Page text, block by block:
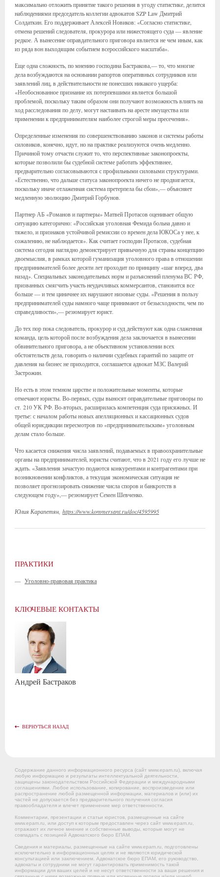
максимально отложить принятие такого решения в угоду статистике, делится
наблюдениями председатель коллегии адвокатов SZP Law Дмитрий
Солдаткин. Его поддерживает Алексей Новиков: «Согласно статистике,
отмена решений следователя, прокурора или нижестоящего суда — явление
редкое. А вынесение оправдательного приговора является не чем иным, как
из ряда вон выходящим событием всероссийского масштаба».
Еще одна сложность, по мнению господина Бастракова,— то, что многие
дела возбуждаются на основании рапортов оперативных сотрудников или
заявлений лиц, в действительности не понесших никакого ущерба:
«Необоснованное признание их потерпевшими является большой
проблемой, поскольку таким образом они получают возможность влиять на
ход расследования по делу, могут настаивать на аресте имущества или
применении к предпринимателям наиболее строгой меры пресечения».
Определенные изменения по совершенствованию законов и системы работы
силовиков, конечно, идут, но на практике реализуются очень медленно.
Причиной тому отчасти служит то, что перспективные законопроекты,
которые позволили бы судебной системе работать эффективнее,
предварительно согласовываются с профильными силовыми структурами.
«Естественно, что дальше статуса законопроекта ничего не продвигается,
поскольку иначе отлаженная система претерпела бы сбои»,— объясняет
медленную эволюцию Дмитрий Горбунов.
Партнер АБ «Романов и партнеры» Матвей Протасов оценивает общую
ситуацию категорично: «Российская уголовная Фемида больна давно и
тяжело, и признаков устойчивой ремиссии со времен дела ЮКОСа у нее, к
сожалению, не наблюдается». Как считает господин Протасов, судебная
система сегодня наглядно демонстрирует привычную для страны концепцию
двоемыслия, в рамках которой гуманизация уголовного права в отношении
предпринимателей более десяти лет проходит по принципу «шаг вперед, два
назад». Специальных законодательных норм и разъяснений пленума ВС РФ,
призванных смягчить участь неудачливых коммерсантов, становится все
больше — и тем циничнее их нарушают низовые суды. «Решения в пользу
предпринимателей суды намного чаще принимают от безысходности, чем по
справедливости»,— резюмирует юрист.
До тех пор пока следователь, прокурор и суд действуют как одна слаженная
команда, цель которой после возбуждения дела заключается в вынесении
обвинительного приговора, а не объективном установлении всех
обстоятельств дела, говорить о наличии судебных гарантий по защите от
давления на бизнес не приходится, соглашается адвокат МЗС Валерий
Застрожин.
Но есть в этом темном царстве и положительные моменты, которые
отмечают юристы. Во-первых, суды выносят оправдательные приговоры по
ст. 210 УК РФ. Во-вторых, расширилась компетенция суда присяжных. И
третье: с началом работы новых апелляционных и кассационных судов
общей юрисдикции пересмотров по «предпринимательским» уголовным
делам стало больше.
Что касается снижения числа заявлений, подаваемых в правоохранительные
органы на предпринимателей, юристы считают, что в 2021 году его лучше не
ждать. «Заявления зачастую подаются конкурентами и контрагентами при
возникновении конфликтов, а текущая экономическая ситуация не
позволяет прогнозировать снижение числа споров и банкротств в
следующем году»,— резюмирует Семен Шевченко.
Юлия Карапетян, https://www.kommersant.ru/doc/4595995
ПРАКТИКИ
— Уголовно-правовая практика
КЛЮЧЕВЫЕ КОНТАКТЫ
Андрей Бастраков
ВЕРНУТЬСЯ НАЗАД
Содержание данного информационного ресурса (сайт www.epam.ru), включая
любую информацию и результаты интеллектуальной деятельности,
защищены законодательством Российской Федерации и международными
соглашениями. Любое использование, копирование, воспроизведение или
распространение любой размещенной информации, материалов и (или) их
частей не допускается без предварительного получения согласия
правообладателя и влечет применение мер ответственности.
Комментарии, презентации и статьи юристов, размещенные на сайте
www.epam.ru, или доступ к которым предоставлен через сайт www.epam.ru,
отражают их личное мнение и собственные выводы, которые могут не
совпадать с позицией Адвокатского бюро ЕПАМ.
Сведения и материалы, размещенные на сайте www.epam.ru, подготовлены
исключительно в информационных целях и не являются юридической
консультацией или заключением. Адвокатское бюро ЕПАМ, его руководство,
адвокаты и сотрудники не могут гарантировать применимость такой
информации для ваших целей и не несут ответственности за ваши решения и